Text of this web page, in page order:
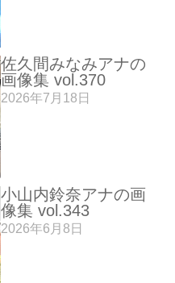
佐久間みなみアナの
画像集 vol.370
2026年7月18日
小山内鈴奈アナの画
像集 vol.343
2026年6月8日